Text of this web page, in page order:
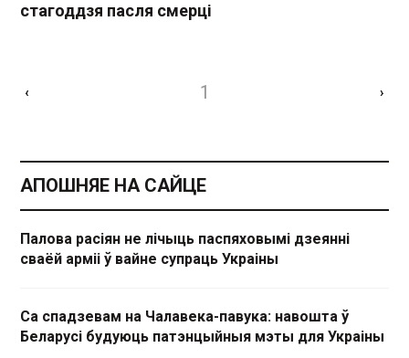
стагоддзя пасля смерці
‹ 1 ›
АПОШНЯЕ НА САЙЦЕ
Палова расіян не лічыць паспяховымі дзеянні
сваёй арміі ў вайне супраць Украіны
Са спадзевам на Чалавека-павука: навошта ў
Беларусі будуюць патэнцыйныя мэты для Украіны